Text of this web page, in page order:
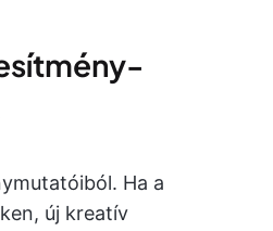
Ha a
új kreatív